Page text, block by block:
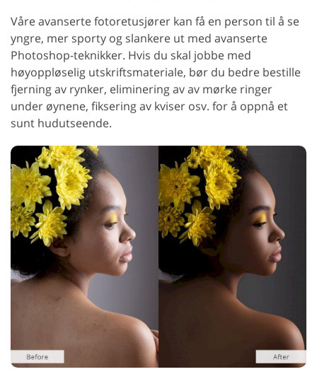
Våre avanserte fotoretusjører kan få en person til å se
yngre, mer sporty og slankere ut med avanserte
Photoshop-teknikker. Hvis du skal jobbe med
høyoppløselig utskriftsmateriale, bør du bedre bestille
fjerning av rynker, eliminering av av mørke ringer
under øynene, fiksering av kviser osv. for å oppnå et
sunt hudutseende.